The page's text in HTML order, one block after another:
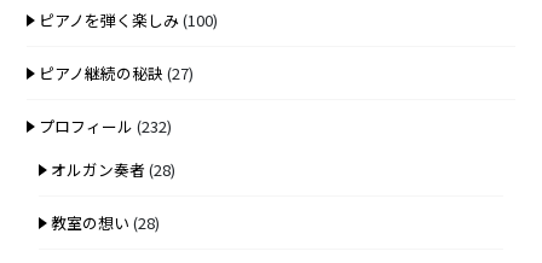
ピアノを弾く楽しみ(100)
ピアノ継続の秘訣 (27)
プロフィール (232)
オルガン奏者 (28)
教室の想い (28)